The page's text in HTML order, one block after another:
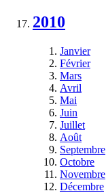
2010
Janvier
Février
Mars
Avril
Mai
Juin
Juillet
Août
Septembre
Octobre
Novembre
Décembre